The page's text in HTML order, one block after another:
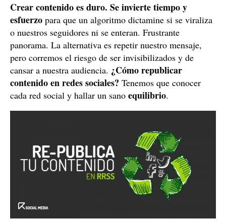
Crear contenido es duro. Se invierte tiempo y
esfuerzo para que un algoritmo dictamine si se viraliza
o nuestros seguidores ni se enteran. Frustrante
panorama. La alternativa es repetir nuestro mensaje,
pero corremos el riesgo de ser invisibilizados y de
cansar a nuestra audiencia. ¿Cómo republicar
contenido en redes sociales? Tenemos que conocer
cada red social y hallar un sano equilibrio.